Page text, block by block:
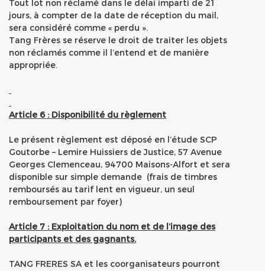
Tout lot non réclamé dans le délai imparti de 21
jours, à compter de la date de réception du mail,
sera considéré comme « perdu ».
Tang Frères se réserve le droit de traiter les objets
non réclamés comme il l’entend et de manière
appropriée.
Article 6 : Disponibilité du règlement
Le présent règlement est déposé en l’étude SCP
Goutorbe – Lemire Huissiers de Justice, 57 Avenue
Georges Clemenceau, 94700 Maisons-Alfort et sera
disponible sur simple demande (frais de timbres
remboursés au tarif lent en vigueur, un seul
remboursement par foyer)
Article 7 : Exploitation du nom et de l’image des
participants et des gagnants.
TANG FRERES SA et les coorganisateurs pourront